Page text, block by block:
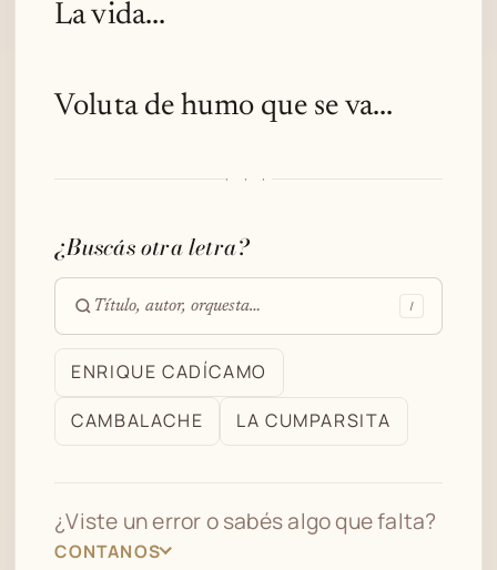
La vida...
Voluta de humo que se va...
· · ·
¿Buscás otra letra?
Buscar
en
archivo
/
ENRIQUE CADÍCAMO
CAMBALACHE
LA CUMPARSITA
¿Viste un error o sabés algo que falta?
CONTANOS